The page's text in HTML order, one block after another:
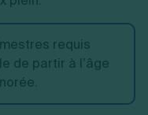
requis
de partir à l’âge